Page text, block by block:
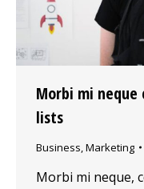
Morbi mi
lists
Business Marketing
Morbi mi neque,